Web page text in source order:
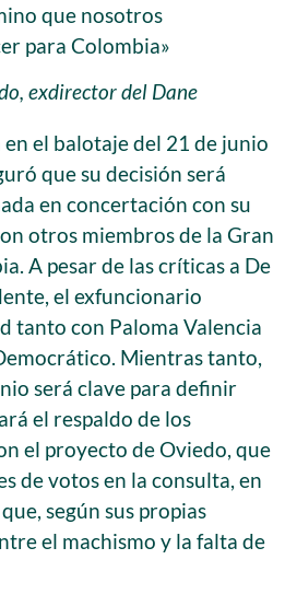
que nosotros
para Colombia»
exdirector del Dane
el balotaje del 21 de junio
que su decisión será
en concertación con su
otros miembros de la Gran
A pesar de las críticas a De
el exfuncionario
tanto con Paloma Valencia
Mientras tanto,
será clave para definir
el respaldo de los
el proyecto de Oviedo, que
de votos en la consulta, en
según sus propias
el machismo y la falta de